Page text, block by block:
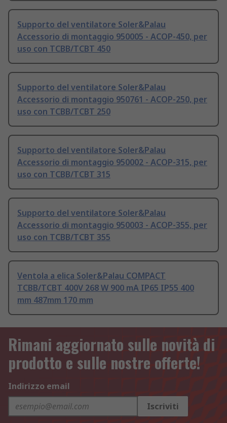
Supporto del ventilatore Soler&Palau
Accessorio di montaggio 950005 - ACOP-450, per
uso con TCBB/TCBT 450
Supporto del ventilatore Soler&Palau
Accessorio di montaggio 950761 - ACOP-250, per
uso con TCBB/TCBT 250
Supporto del ventilatore Soler&Palau
Accessorio di montaggio 950002 - ACOP-315, per
uso con TCBB/TCBT 315
Supporto del ventilatore Soler&Palau
Accessorio di montaggio 950003 - ACOP-355, per
uso con TCBB/TCBT 355
Ventola a elica Soler&Palau COMPACT
TCBB/TCBT 400V 268 W 900 mA IP65 IP55 400
mm 487mm 170 mm
Rimani aggiornato sulle novità di
prodotto e sulle nostre offerte!
Indirizzo email
Iscriviti